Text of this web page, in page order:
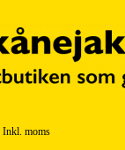
Inkl. moms